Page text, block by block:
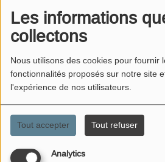
Les informations
collectons
Nous utilisons des cookies pour fournir
fonctionnalités proposés sur notre site
l'expérience de nos utilisateurs.
Tout accepter Tout refuser
Analytics
Emission de
de Lérouville.
d'albums